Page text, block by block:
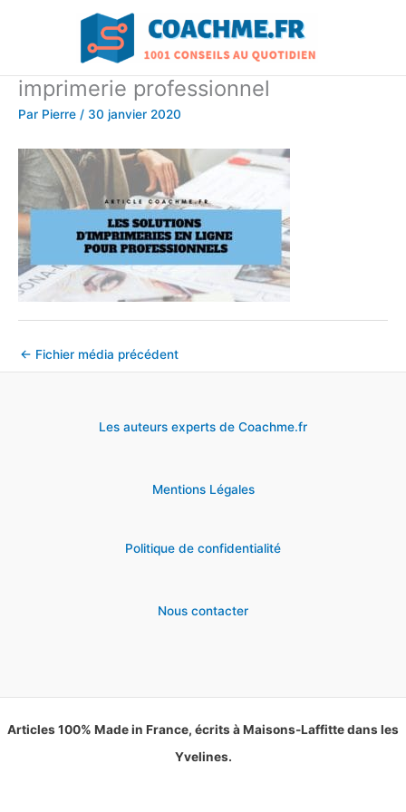
imprimerie professionnel
Par Pierre / 30 janvier 2020
← Fichier média précédent
Les auteurs experts de Coachme.fr
Mentions Légales
Politique de confidentialité
Nous contacter
Articles 100% Made in France, écrits à Maisons-Laffitte dans les
Yvelines.